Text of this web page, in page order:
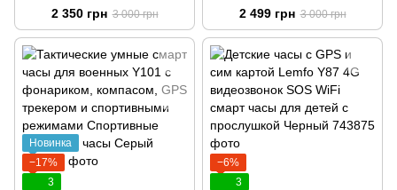
военных c GPS, компасом и
возможностю совершать
звонки Мужские наручные
умные часы Черный
2 350 грн 3 000 грн
фонариком, компасом, GPS
трекером и спортивными
режимами Спортивные
наручные часы Черный
2 499 грн 3 000 грн
Новинка
−17%
3
−6%
3